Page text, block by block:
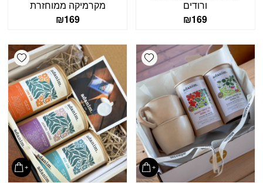
ורודים
₪169
מקרמיקה ממוחזרת
₪169
Add wishlist